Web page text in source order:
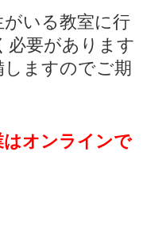
いる教室に行
必要があります
ますのでご期
はオンラインで